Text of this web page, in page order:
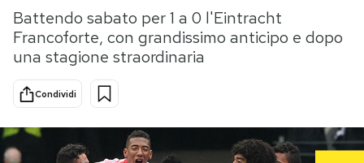
Tecnologia
Internet
Scienza
Cultura
Economia
Storie/Idee
Ok Boomer!
Mondiali calcio 2026
Battendo sabato per 1 a 0 l'Eintracht
Francoforte, con grandissimo anticipo e dopo
una stagione straordinaria
Condividi